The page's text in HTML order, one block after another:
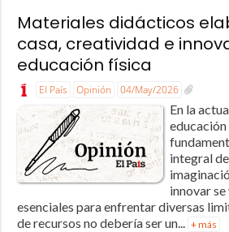
Materiales didácticos
casa, creatividad e
educación física
El País Opinión 04/May/2026
En la
integral
innovar
esenciales para enfrentar diversas
de recursos no debería ser un... + más